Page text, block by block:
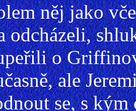
něj jako
odcházeli,
o
ale
se, s